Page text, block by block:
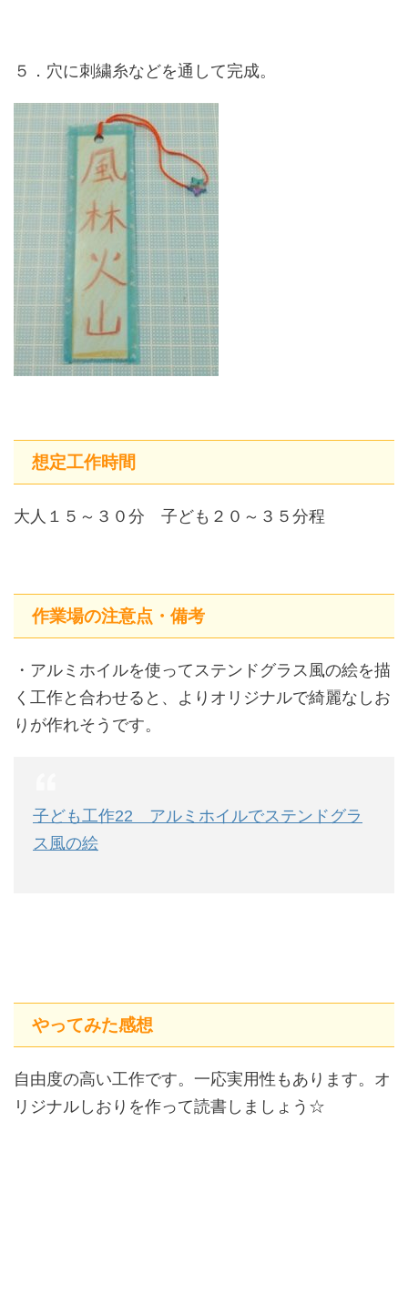
５．穴に刺繍糸などを通して完成。
想定工作時間
大人１５～３０分 子ども２０～３５分程
作業場の注意点・備考
・アルミホイルを使ってステンドグラス風の絵を描
く工作と合わせると、よりオリジナルで綺麗なしお
りが作れそうです。
子ども工作22 アルミホイルでステンドグラ
ス風の絵
やってみた感想
自由度の高い工作です。一応実用性もあります。オ
リジナルしおりを作って読書しましょう☆